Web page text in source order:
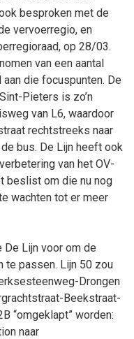
besproken met de
vervoerregio, en
op 28/03.
van een aantal
die focuspunten. De
Pieters is zo’n
van L6, waardoor
rechtstreeks naar
bus. De Lijn heeft ook
van het OV-
beslist om die nu nog
wachten tot er meer
Lijn voor om de
te passen. Lijn 50 zou
Drongen
Beekstraat-
“omgeklapt” worden:
naar